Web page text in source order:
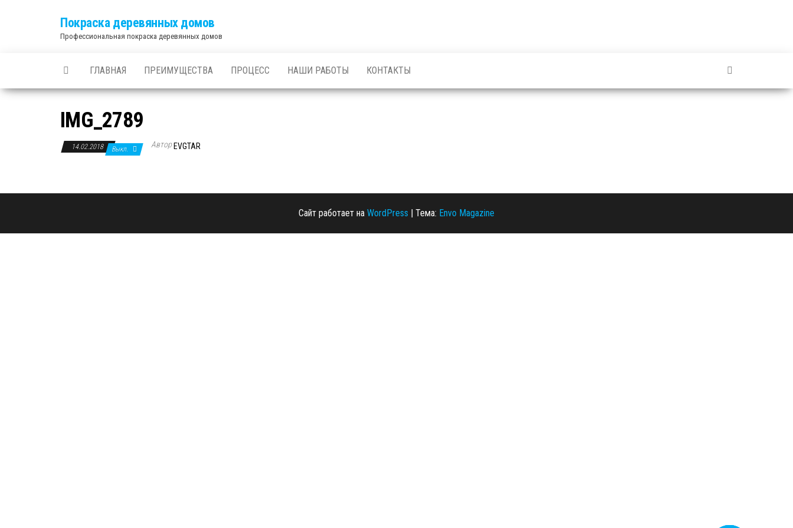
Покраска деревянных домов
Профессиональная покраска деревянных домов
ГЛАВНАЯ ПРЕИМУЩЕСТВА ПРОЦЕСС НАШИ РАБОТЫ КОНТАКТЫ
IMG_2789
14.02.2018 Выкл. Автор EVGTAR
Сайт работает на WordPress | Тема: Envo Magazine